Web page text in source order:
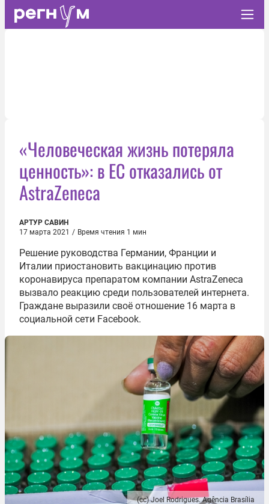
«Человеческая жизнь потеряла
ценность»: в ЕС отказались от
AstraZeneca
АРТУР САВИН
17 марта 2021 / Время чтения 1 мин
Решение руководства Германии, Франции и
Италии приостановить вакцинацию против
коронавируса препаратом компании AstraZeneca
вызвало реакцию среди пользователей интернета.
Граждане выразили своё отношение 16 марта в
социальной сети Facebook.
(сс) Joel Rodrigues. Agência Brasília